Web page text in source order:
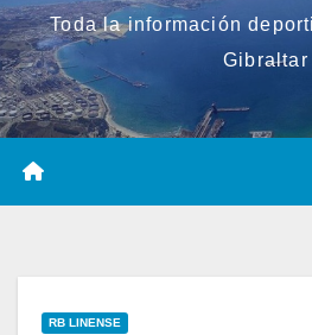
Toda la información
Gibraltar
RB LINENSE